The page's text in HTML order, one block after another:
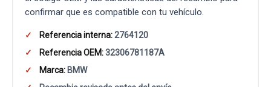
confirmar que es compatible con tu vehículo.
Referencia interna:2764120
Referencia OEM:32306781187A
Marca: BMW